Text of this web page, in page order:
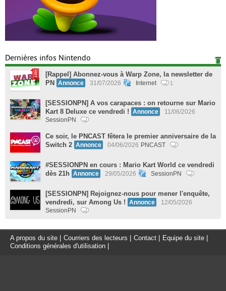
Dernières infos Nintendo
[Rappel] Abonnez-vous à Warp Zone, la newsletter de
PN
Annonce 31/07/2026 Internet 1
[SESSIONPN] A vos carapaces : on retourne sur Mario
Kart 8 Deluxe ce vendredi !
Annonce
11/06/2026
SessionPN
Ce soir, le PNCAST fêtera le premier anniversaire de la
Switch 2 Annonce 04/06/2026 PNCAST
#SESSIONPN en cours : Mario Kart World ce vendredi
dès 21h Annonce 29/05/2026 SessionPN
[SESSIONPN] Rejoignez-nous pour mener l'enquête,
vendredi, sur Among Us !
Annonce
12/05/2026
SessionPN
A propos du site Courriers des lecteurs Contact Equipe du site
Conditions générales d'utilisation